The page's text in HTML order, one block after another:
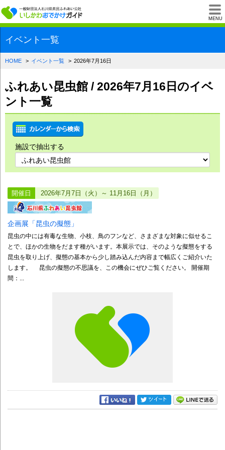
MENU
一般財団法人石川
イベント一覧
HOME イベント一覧 2026年7月16日
ふれあい昆虫館 / 2026年7月16日のイベ
ント一覧
施設で抽出する
開催日 2026年7月7日（火）～ 11月16日（月）
企画展「昆虫の擬態」
昆虫の中には有毒な生物、小枝、鳥のフンなど、さまざまな対象に似せるこ
とで、ほかの生物をだます種がいます。本展示では、そのような擬態をする
昆虫を取り上げ、擬態の基本から少し踏み込んだ内容まで幅広くご紹介いた
します。 昆虫の擬態の不思議を、この機会にぜひご覧ください。 開催期
間：...